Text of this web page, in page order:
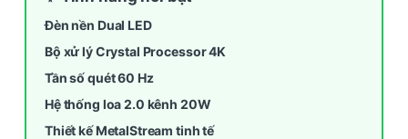
Đèn nền Dual LED
Bộ xử lý Crystal Processor 4K
Tần số quét 60 Hz
Hệ thống loa 2.0 kênh 20W
Thiết kế MetalStream tinh tế